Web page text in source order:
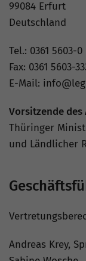
99084 Erfurt
Deutschland
Tel.: 0361 5603-0
Fax: 0361 5603-
E-Mail:
Vorsitzende des
Thüringer
und Ländlicher
Andreas Krey,